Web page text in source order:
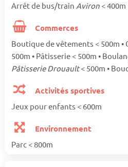
Arrêt de bus/train Aviron < 400m
Commerces
Boutique de vêtements < 500m •
500m • Pâtisserie < 500m •
Pâtisserie Drouault< 500m •
Activités sportives
Jeux pour enfants < 600m
Environnement
Parc < 800m